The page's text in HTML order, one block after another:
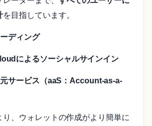
を目指しています。
ディング
によるソーシャルサインイン
サービス（aaS：Account-as-a-
り、ウォレットの作成がより簡単に